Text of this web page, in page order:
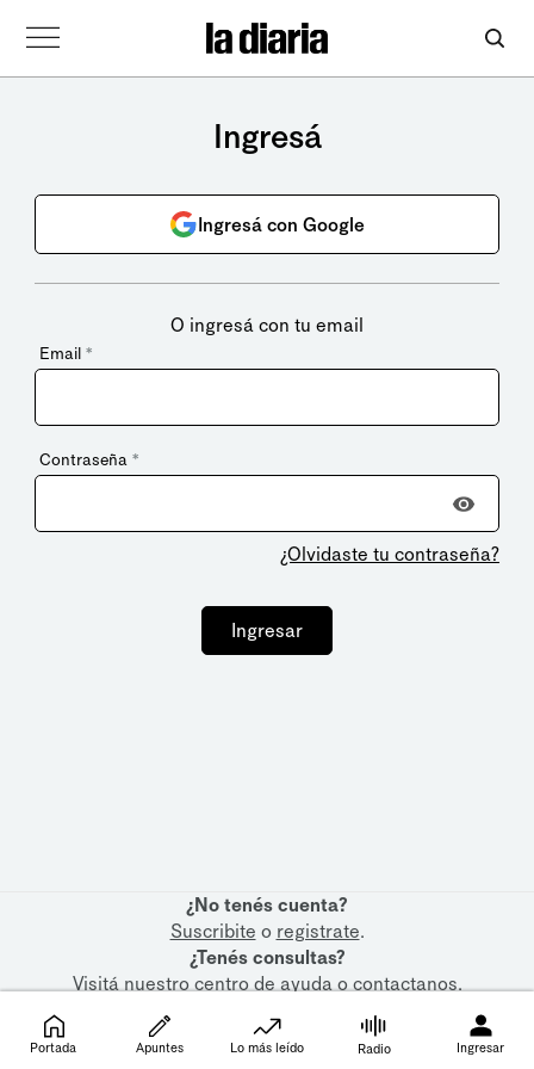
Ingresá
Ingresá con Google
O ingresá con tu email
Email *
Contraseña *
¿Olvidaste tu contraseña?
Ingresar
¿No tenés cuenta?
Suscribite o registrate.
¿Tenés consultas?
Visitá nuestrocentro de ayudaocontactanos.
Portada Apuntes Lo más leído Radio Ingresar